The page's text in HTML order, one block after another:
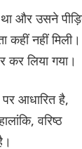
और उसने
नहीं मिली।
कर लिया गया।
पर आधारित है,
वरिष्ठ